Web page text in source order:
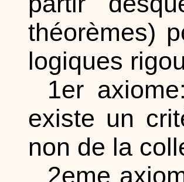
théorèmes)
logiques
1er
existe un
non de la
2eme